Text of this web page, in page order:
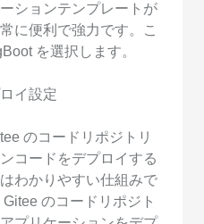
ションテンプレートが
に便利で強力です。こ
を選択します。
イ設定
のコードリポジトリ
コードをデプロイする
わかりやすい仕組みで
のコードリポジト